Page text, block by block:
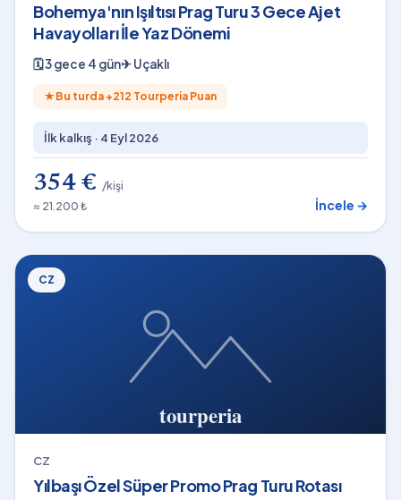
Bohemya'nın Işıltısı Prag Turu 3 Gece Ajet
Havayolları İle Yaz Dönemi
🗓3 gece 4 gün✈Uçaklı
★ Bu turda +212 Tourperia Puan
İlk kalkış · 4 Eyl 2026
354 € /kişi
≈ 21.200 ₺
İncele →
CZ
CZ
Yılbaşı Özel Süper Promo Prag Turu Rotası